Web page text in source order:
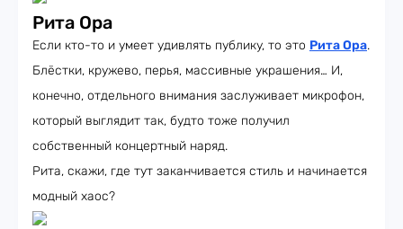
Рита Ора
Если кто-то и умеет удивлять публику, то это Рита Ора.
Блёстки, кружево, перья, массивные украшения… И,
конечно, отдельного внимания заслуживает микрофон,
который выглядит так, будто тоже получил
собственный концертный наряд.
Рита, скажи, где тут заканчивается стиль и начинается
модный хаос?